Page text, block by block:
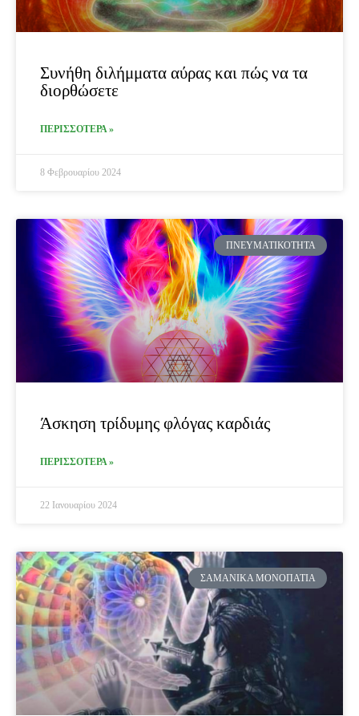
Συνήθη διλήμματα αύρας και πώς να τα
διορθώσετε
ΠΕΡΙΣΣΟΤΕΡΑ »
8 Φεβρουαρίου 2024
ΠΝΕΥΜΑΤΙΚΌΤΗΤΑ
Άσκηση τρίδυμης φλόγας καρδιάς
ΠΕΡΙΣΣΟΤΕΡΑ »
22 Ιανουαρίου 2024
ΣΑΜΑΝΙΚΆ ΜΟΝΟΠΆΤΙΑ